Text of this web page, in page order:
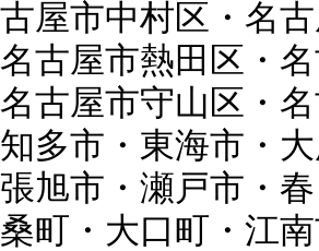
古屋市中村区・名
名古屋市熱田区・
名古屋市守山区・
知多市・東海市・
張旭市・瀬戸市・
桑町・大口町・江